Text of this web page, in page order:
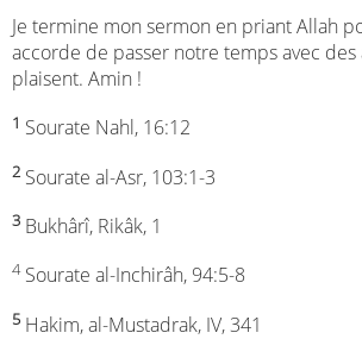
Je termine mon sermon en priant Allah
accorde de passer notre temps avec des
plaisent. Amin !
1 Sourate Nahl, 16:12
2 Sourate al-Asr, 103:1-3
3 Bukhârî, Rikâk, 1
4Sourate al-Inchirâh, 94:5-8
5 Hakim, al-Mustadrak, IV, 341